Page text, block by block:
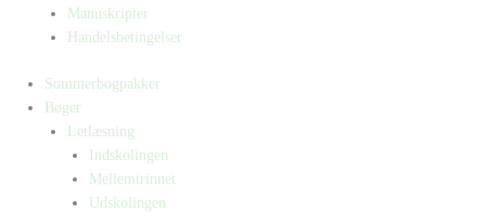
Manuskripter
Handelsbetingelser
Sommerbogpakker
Bøger
Letlæsning
Indskolingen
Mellemtrinnet
Udskolingen